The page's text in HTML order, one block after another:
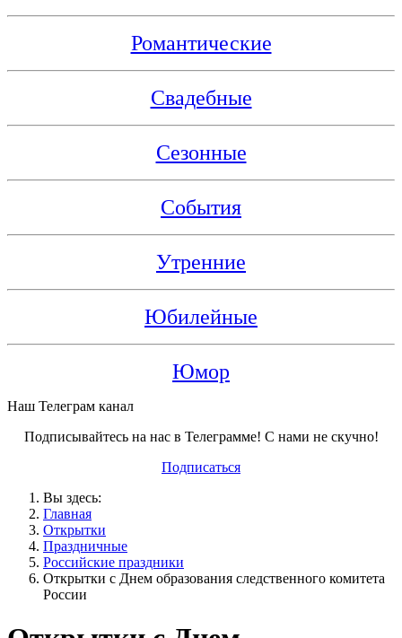
Романтические
Свадебные
Сезонные
События
Утренние
Юбилейные
Юмор
Наш Телеграм канал
Подписывайтесь на нас в Телеграмме! С нами не скучно!
Подписаться
Вы здесь:
Главная
Открытки
Праздничные
Российские праздники
Открытки с Днем образования следственного комитета
России